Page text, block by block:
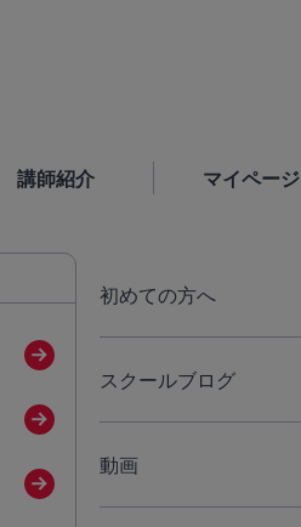
講師紹介 マイページ
初めての方へ
スクールブログ
動画